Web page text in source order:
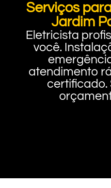
Serviços
Jardim
Eletricista
você.
atendimento
certificado.